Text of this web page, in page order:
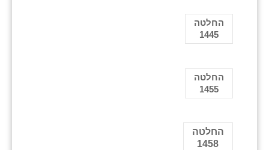
החלטה
1445
החלטה
1455
החלטה
1458